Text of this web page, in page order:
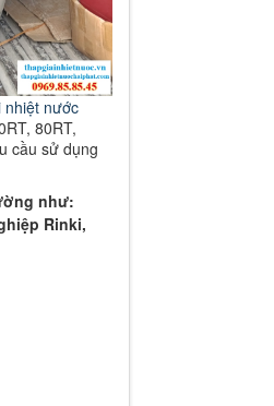
nhiệt nước
80RT,
cầu sử dụng
như:
Rinki,